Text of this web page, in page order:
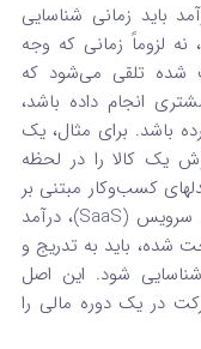
باید زمانی شناسایی
لزوماً زمانی که وجه
شده تلقی می‌شود که
انجام داده باشد،
باشد. برای مثال، یک
یک کالا را در لحظه
کسب‌وکار مبتنی بر
اشتراک، مانند شرکت‌های نرم‌ افزار به عنوان سرویس (SaaS)، درآمد
شده، باید به تدریج و
شود. این اصل
در یک دوره مالی را